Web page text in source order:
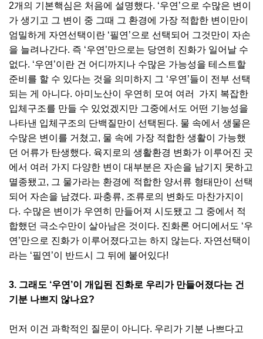
2개의 기본핵심은 처음에 설명했다. ‘우연’으로 수많은 변이
가 생기고 그 변이 중 그때 그 환경에 가장 적합한 변이만이
엄밀하게 자연선택이란 ‘필연’으로 선택되어 그것만이 자손
을 늘려나간다. 즉 ‘우연’만으로는 당연히 진화가 일어날 수
없다. ‘우연’이란 건 어디까지나 수많은 가능성을 테스트할
준비를 할 수 있다는 것을 의미하지 그 ‘우연’들이 전부 선택
되는 게 아니다. 아미노산이 우연히 모여 여러 가지 복잡한
입체구조를 만들 수 있었겠지만 그중에서도 어떤 기능성을
나타낸 입체구조의 단백질만이 선택된다. 물 속에서 생물은
수많은 변이를 거쳤고, 물 속에 가장 적합한 생활이 가능했
던 어류가 탄생했다. 육지로의 생활환경 변화가 이루어진 곳
에서 여러 가지 다양한 변이 대부분은 자손을 남기지 못하고
멸종됐고, 그 물가라는 환경에 적합한 양서류 형태만이 선택
되어 자손을 남겼다. 파충류, 조류로의 변화도 마찬가지이
다. 수많은 변이가 우연히 만들어져 시도됐고 그 중에서 적
합했던 극소수만이 살아남은 것이다. 진화론 어디에서도 ‘우
연’만으로 진화가 이루어졌다고는 하지 않는다. 자연선택이
라는 ‘필연’이 반드시 그 뒤에 붙어있다!
3. 그래도 ‘우연’이 개입된 진화로 우리가 만들어졌다는 건
기분 나쁘지 않나요?
먼저 이건 과학적인 질문이 아니다. 우리가 기분 나쁘다고